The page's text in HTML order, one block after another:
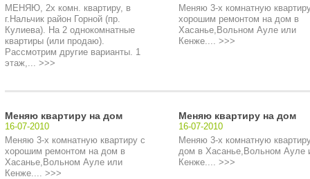
МЕНЯЮ, 2х комн. квартиру, в
г.Нальчик район Горной (пр.
Кулиева). На 2 однокомнатные
квартиры (или продаю).
Рассмотрим другие варианты. 1
этаж,... >>>
Меняю 3-х комнатную
хорошим ремонтом на дом в
Хасанье,Вольном Ауле или
Кенже.... >>>
Меняю квартиру на дом
16-07-2010
Меняю 3-х комнатную квартиру с
хорошим ремонтом на дом в
Хасанье,Вольном Ауле или
Кенже.... >>>
Меняю квартиру на дом
16-07-2010
Меняю 3-х комнатную
дом в Хасанье,Вольном Ауле
Кенже.... >>>